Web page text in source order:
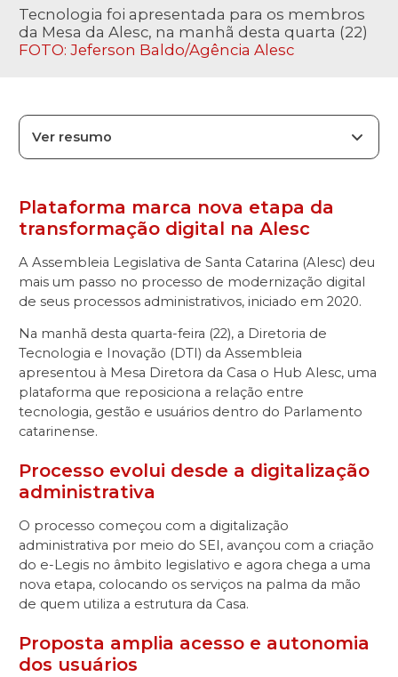
Tecnologia foi apresentada para os membros
da Mesa da Alesc, na manhã desta quarta (22)
FOTO: Jeferson Baldo/Agência Alesc
Ver resumo
Plataforma marca nova etapa da
transformação digital na Alesc
A Assembleia Legislativa de Santa Catarina (Alesc) deu
mais um passo no processo de modernização digital
de seus processos administrativos, iniciado em 2020.
Na manhã desta quarta-feira (22), a Diretoria de
Tecnologia e Inovação (DTI) da Assembleia
apresentou à Mesa Diretora da Casa o Hub Alesc, uma
plataforma que reposiciona a relação entre
tecnologia, gestão e usuários dentro do Parlamento
catarinense.
Processo evolui desde a digitalização
administrativa
O processo começou com a digitalização
administrativa por meio do SEI, avançou com a criação
do e-Legis no âmbito legislativo e agora chega a uma
nova etapa, colocando os serviços na palma da mão
de quem utiliza a estrutura da Casa.
Proposta amplia acesso e autonomia
dos usuários